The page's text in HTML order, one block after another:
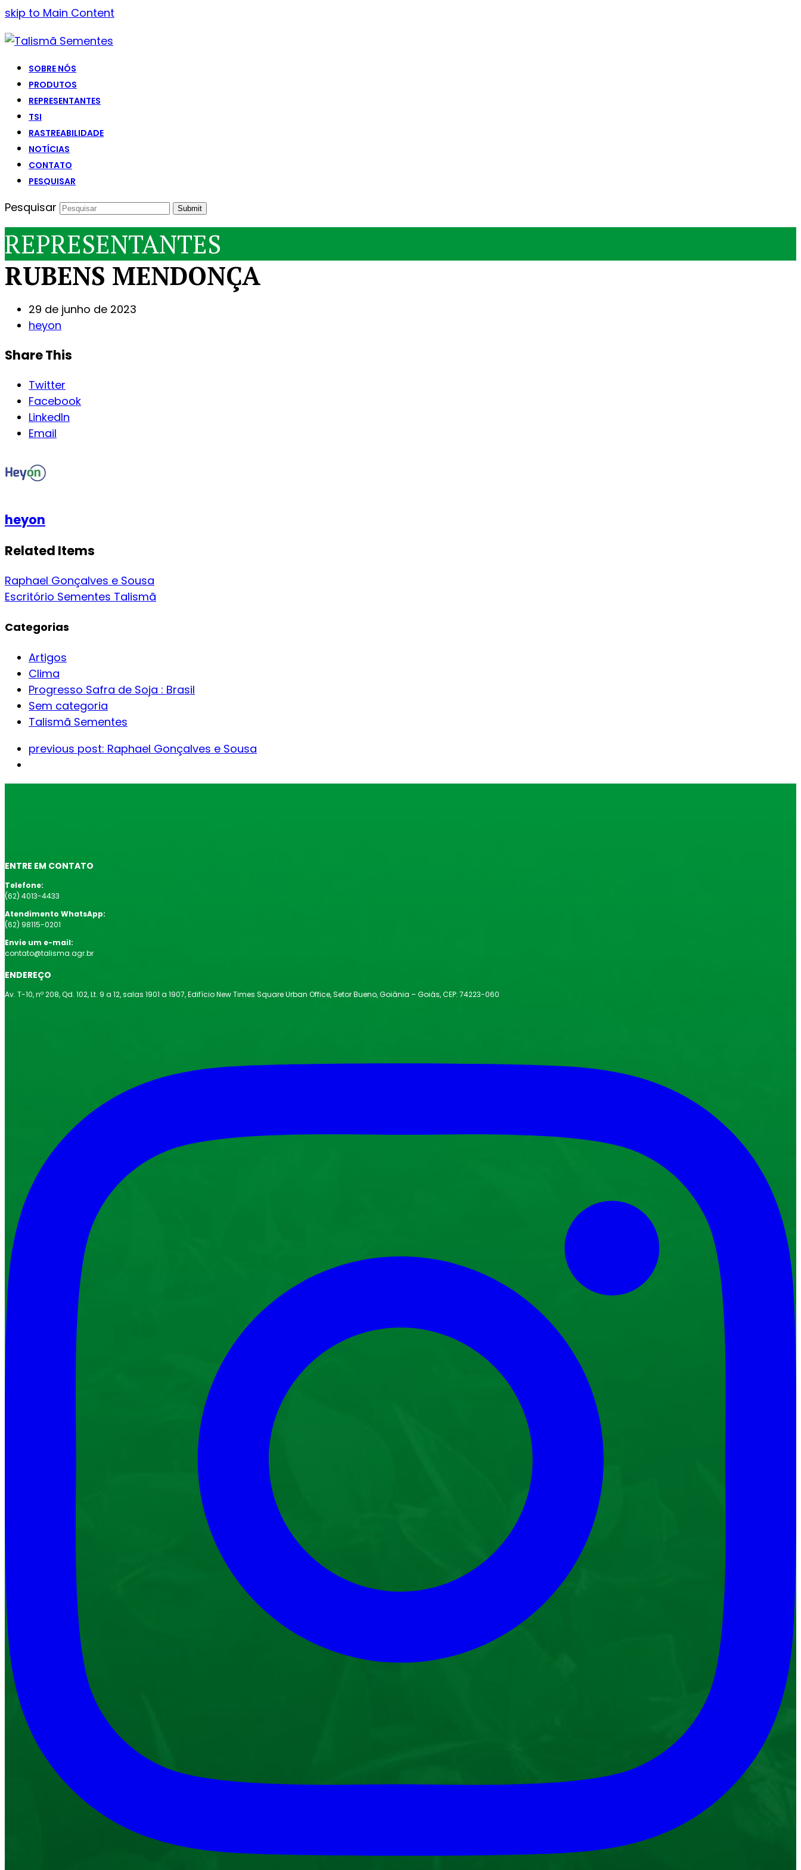
skip to Main Content
SOBRE NÓS
PRODUTOS
REPRESENTANTES
TSI
RASTREABILIDADE
NOTÍCIAS
CONTATO
PESQUISAR
Pesquisar Submit
REPRESENTANTES
RUBENS MENDONÇA
29 de junho de 2023
heyon
Share This
Twitter
Facebook
LinkedIn
Email
heyon
Related Items
Raphael Gonçalves e Sousa
Escritório Sementes Talismã
Categorias
Artigos
Clima
Progresso Safra de Soja : Brasil
Sem categoria
Talismã Sementes
previous post: Raphael Gonçalves e Sousa
ENTRE EM CONTATO
Telefone:
(62) 4013-4433
Atendimento WhatsApp:
(62) 98115-0201
Envie um e-mail:
contato@talisma.agr.br
ENDEREÇO
Av. T-10, nº 208, Qd. 102, Lt. 9 a 12, salas 1901 a 1907, Edifício New Times Square Urban Office, Setor Bueno, Goiânia – Goiás, CEP: 74223-060